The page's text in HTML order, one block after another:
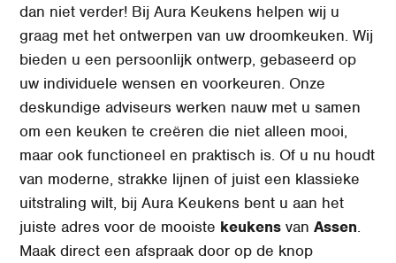
dan niet verder! Bij Aura Keukens helpen wij u
graag met het ontwerpen van uw droomkeuken. Wij
bieden u een persoonlijk ontwerp, gebaseerd op
uw individuele wensen en voorkeuren. Onze
deskundige adviseurs werken nauw met u samen
om een keuken te creëren die niet alleen mooi,
maar ook functioneel en praktisch is. Of u nu houdt
van moderne, strakke lijnen of juist een klassieke
uitstraling wilt, bij Aura Keukens bent u aan het
juiste adres voor de mooiste keukensvanAssen.
Maak direct een afspraak door op de knop